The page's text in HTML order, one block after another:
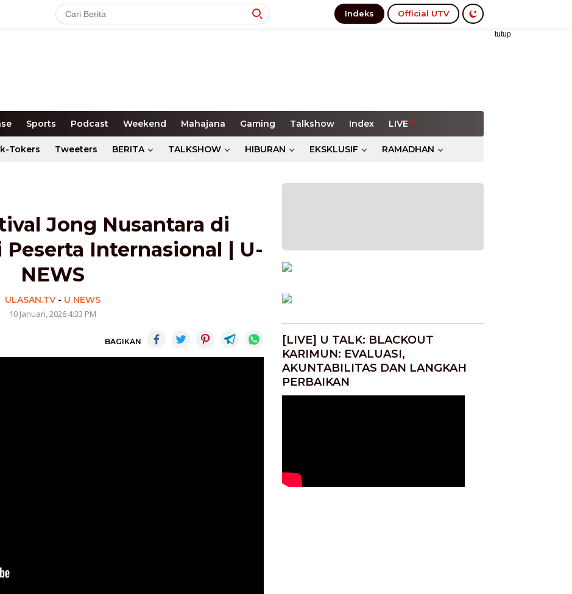
Indeks Official UTV
tutup
Sports Podcast Weekend Mahajana Gaming Talkshow Index LIVE
Tokers Tweeters BERITA TALKSHOW HIBURAN EKSKLUSIF RAMADHAN
Jong Nusantara di
Internasional | U-
NEWS
ULASAN.TV- U NEWS
10 Januari, 2026 4:33 PM
BAGIKAN
[LIVE] U TALK: BLACKOUT
KARIMUN: EVALUASI,
AKUNTABILITAS DAN LANGKAH
PERBAIKAN